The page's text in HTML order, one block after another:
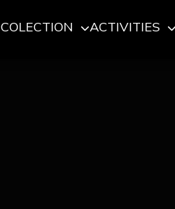
COLECTION ACTIVITIES